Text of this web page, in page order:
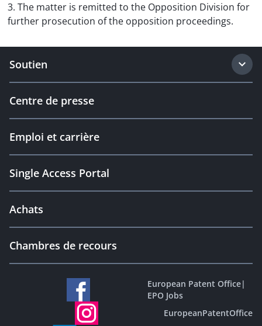
3. The matter is remitted to the Opposition Division for
further prosecution of the opposition proceedings.
Soutien
Centre de presse
Emploi et carrière
Single Access Portal
Achats
Chambres de recours
European Patent Office|
EPO Jobs
EuropeanPatentOffice